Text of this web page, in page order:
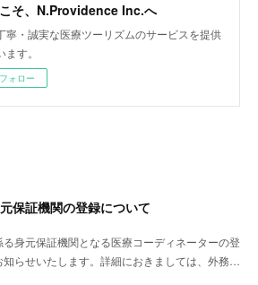
そ、N.Providence Inc.へ
寧・誠実な医療ツーリズムのサービスを提供
ます。
フォロー
保証機関の登録について
身元保証機関となる医療コーディネーターの登
らせいたします。詳細におきましては、外務…